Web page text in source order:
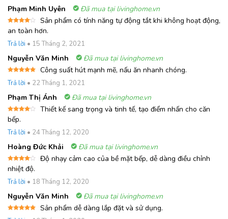
Phạm Minh Uyên Đã mua tại livinghome.vn
Được
xếp
hạng 4
5 sao
Sản phẩm có tính năng tự động tắt khi không hoạt động,
an toàn hơn.
Trả lời • 15 Tháng 2, 2021
Nguyễn Văn Minh Đã mua tại livinghome.vn
hạng5 5
Công suất hút mạnh mẽ, nấu ăn nhanh chóng.
Trả lời • 22 Tháng 1, 2021
Phạm Thị Ánh Đã mua tại livinghome.vn
Được
xếp
hạng 4
5 sao
Thiết kế sang trọng và tinh tế, tạo điểm nhấn cho căn
bếp.
Trả lời • 24 Tháng 12, 2020
Hoàng Đức Khải Đã mua tại livinghome.vn
Được
xếp
hạng 4
5 sao
Độ nhạy cảm cao của bề mặt bếp, dễ dàng điều chỉnh
nhiệt độ.
Trả lời • 18 Tháng 12, 2020
Nguyễn Văn Minh Đã mua tại livinghome.vn
Sản phẩm dễ dàng lắp đặt và sử dụng.